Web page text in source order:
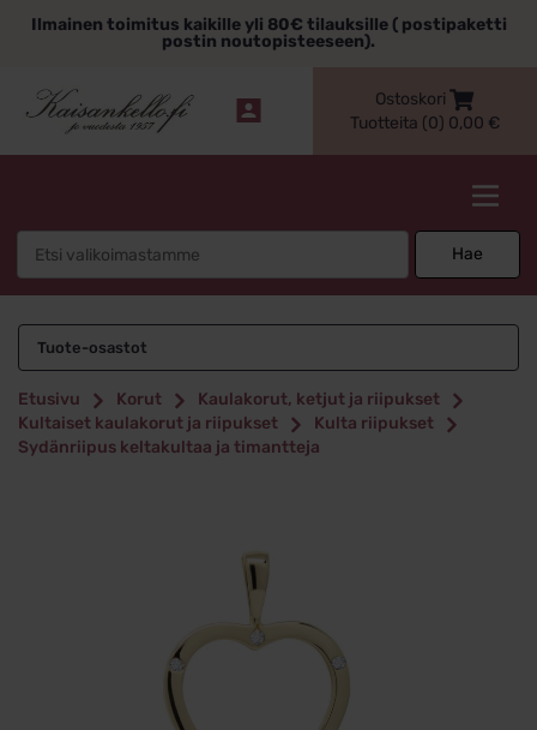
sisältöönIlmainen toimitus kaikille yli 80€ tilauksille ( postipaketti
postin noutopisteeseen).
Ostoskori
Tuotteita (0) 0,00 €
Hae
Tuote-osastot
Etusivu Korut
Kaulakorut, ketjut ja riipukset
Kultaiset kaulakorut ja riipukset
Kulta riipukset
Sydänriipus keltakultaa ja timantteja